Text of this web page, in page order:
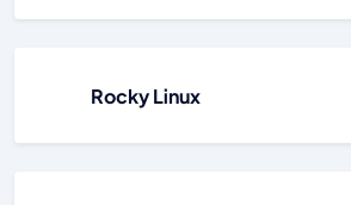
Rocky Linux